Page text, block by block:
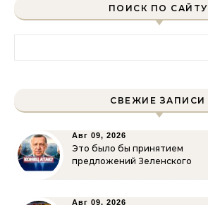
ПОИСК ПО САЙТУ
СВЕЖИЕ ЗАПИСИ
Авг 09, 2026
Это было бы принятием
предложений Зеленского
Авг 09, 2026